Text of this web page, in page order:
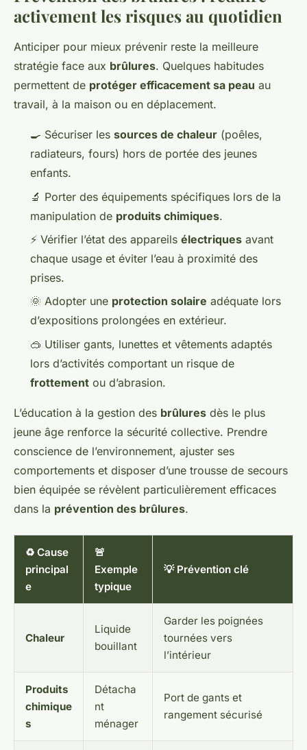
activement les risques au quotidien
Anticiper pour mieux prévenir reste la meilleure
stratégie face aux brûlures. Quelques habitudes
permettent de protéger efficacement sa peau au
travail, à la maison ou en déplacement.
🍳 Sécuriser les sources de chaleur (poêles,
radiateurs, fours) hors de portée des jeunes
enfants.
🔬 Porter des équipements spécifiques lors de la
manipulation de produits chimiques.
⚡ Vérifier l’état des appareils électriques avant
chaque usage et éviter l’eau à proximité des
prises.
🌞 Adopter une protection solaire adéquate lors
d’expositions prolongées en extérieur.
🥽 Utiliser gants, lunettes et vêtements adaptés
lors d’activités comportant un risque de
frottement ou d’abrasion.
L’éducation à la gestion des brûlures dès le plus
jeune âge renforce la sécurité collective. Prendre
conscience de l’environnement, ajuster ses
comportements et disposer d’une trousse de secours
bien équipée se révèlent particulièrement efficaces
dans la prévention des brûlures.
♻️ Cause
principal
e
🚨
Exemple
typique
💡 Prévention clé
Chaleur
Liquide
bouillant
Garder les poignées
tournées vers
l’intérieur
Produits
chimique
s
Détacha
nt
ménager
Port de gants et
rangement sécurisé